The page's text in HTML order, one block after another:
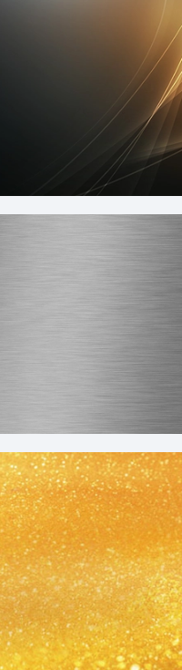
银色不锈钢金属拉